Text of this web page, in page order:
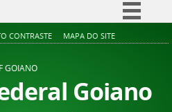
Simplifique!
Acesso à informação
CONTRASTE MAPA DO SITE
GOIANO
Goiano